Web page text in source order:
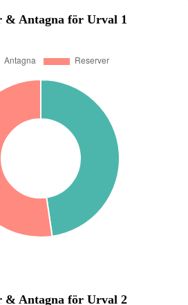
& Antagna för Urval 1
& Antagna för Urval 2